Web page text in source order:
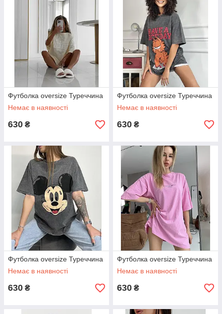
Футболка oversize Туреччина
Немає в наявності
630 ₴
Футболка oversize Туреччина
Немає в наявності
630 ₴
Футболка oversize Туреччина
Немає в наявності
630 ₴
Футболка oversize Туреччина
Немає в наявності
630 ₴